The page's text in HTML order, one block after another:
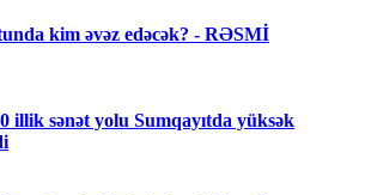
kim əvəz edəcək? - RƏSMİ
illik sənət yolu Sumqayıtda yüksək